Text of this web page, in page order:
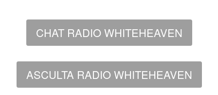
CHAT RADIO WHITEHEAVEN
ASCULTA RADIO WHITEHEAVEN